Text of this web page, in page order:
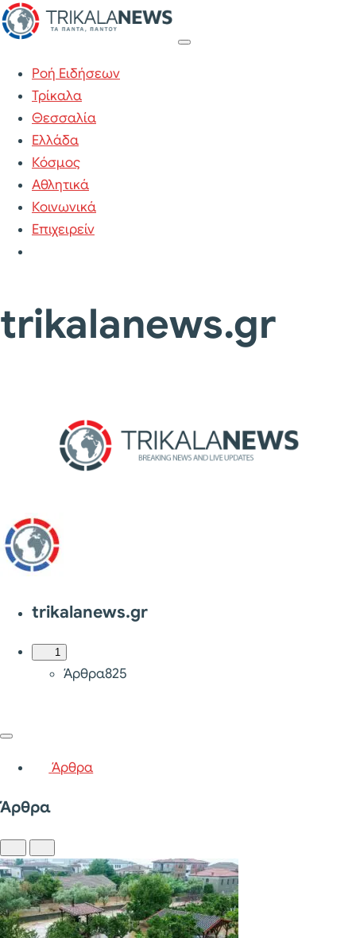
Ροή Ειδήσεων
Τρίκαλα
Θεσσαλία
Ελλάδα
Κόσμος
Αθλητικά
Κοινωνικά
Επιχειρείν
trikalanews.gr
trikalanews.gr
1
Άρθρα825
Άρθρα
Άρθρα